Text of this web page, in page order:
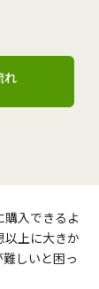
れ
入できるよ
以上に大きか
しいと困っ